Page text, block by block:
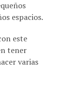
espacios.
tener
varias